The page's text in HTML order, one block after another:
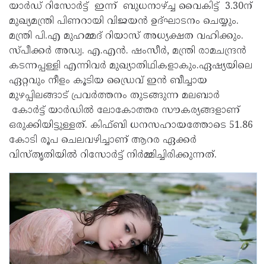
യാർഡ് റിസോർട്ട് ഇന്ന് ബുധനാഴ്ച്ച വൈകിട്ട് 3.30ന്
മുഖ്യമന്ത്രി പിണറായി വിജയൻ ഉദ്ഘാടനം ചെയ്യും.
മന്ത്രി പി.എ മുഹമ്മദ് റിയാസ് അധ്യക്ഷത വഹിക്കും.
സ്പീക്കർ അഡ്വ. എ.എൻ. ഷംസീർ, മന്ത്രി രാമചന്ദ്രൻ
കടന്നപ്പള്ളി എന്നിവർ മുഖ്യാതിഥികളാകും.ഏഷ്യയിലെ
ഏറ്റവും നീളം കൂടിയ ഡ്രൈവ് ഇൻ ബീച്ചായ
മുഴപ്പിലങ്ങാട് പ്രവർത്തനം തുടങ്ങുന്ന മലബാർ
കോർട്ട് യാർഡിൽ ലോകോത്തര സൗകര്യങ്ങളാണ്
ഒരുക്കിയിട്ടുള്ളത്. കിഫ്ബി ധനസഹായത്തോടെ 51.86
കോടി രൂപ ചെലവഴിച്ചാണ് ആറര ഏക്കർ
വിസ്തൃതിയിൽ റിസോർട്ട് നിർമ്മിച്ചിരിക്കുന്നത്.